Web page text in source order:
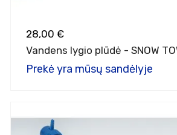
28,00 €
Vandens lygio plūdė - SNOW
Prekė yra mūsų sandėlyje